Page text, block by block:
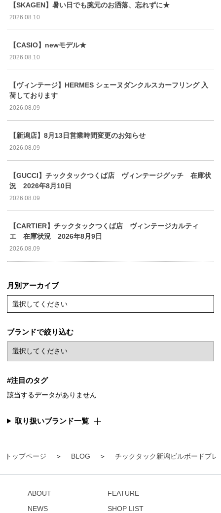
トップページ BLOG チックタック新潟ビルボードプレ
【SKAGEN】暑い日でも腕元のお洒落、忘れずに★
2026.08.10
【CASIO】newモデル★
2026.08.10
【ヴィンテージ】HERMES シェーヌダンクルスカーフリング 入
荷しております
2026.08.09
【新潟店】8月13日営業時間変更のお知らせ
2026.08.09
【GUCCI】チックタックつくば店 ヴィンテージグッチ 在庫状
況 2026年8月10日
2026.08.09
【CARTIER】チックタックつくば店 ヴィンテージカルティ
エ 在庫状況 2026年8月9日
2026.08.09
月別アーカイブ
選択してください
ブランドで絞り込む
#注目のタグ
該当するデータがありません
取り扱いブランド一覧
ABOUT
NEWS
FEATURE
SHOP LIST